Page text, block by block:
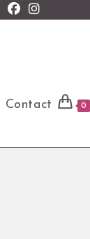
Contact 0